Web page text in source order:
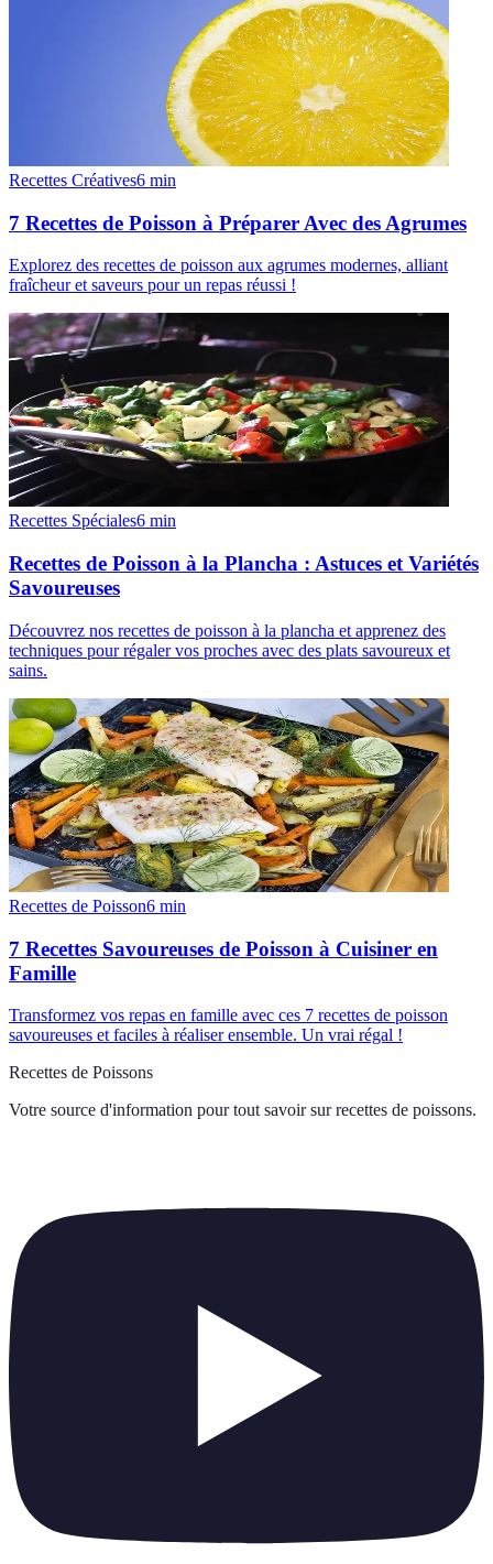
Recettes Créatives6 min
7 Recettes de Poisson à Préparer Avec des Agrumes
Explorez des recettes de poisson aux agrumes modernes, alliant
fraîcheur et saveurs pour un repas réussi !
Recettes Spéciales6 min
Recettes de Poisson à la Plancha : Astuces et Variétés
Savoureuses
Découvrez nos recettes de poisson à la plancha et apprenez des
techniques pour régaler vos proches avec des plats savoureux et
sains.
Recettes de Poisson6 min
7 Recettes Savoureuses de Poisson à Cuisiner en
Famille
Transformez vos repas en famille avec ces 7 recettes de poisson
savoureuses et faciles à réaliser ensemble. Un vrai régal !
Recettes de Poissons
Votre source d'information pour tout savoir sur recettes de poissons.